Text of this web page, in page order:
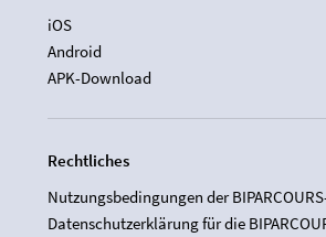
iOS
Android
APK-Download
Rechtliches
Nutzungsbedingungen der
Datenschutzerklärung für die